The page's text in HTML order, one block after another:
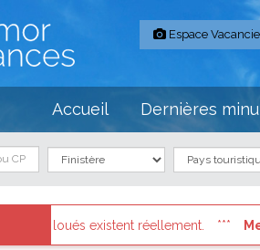
Espace
Accueil Dernières
Messages des internautes pressés :